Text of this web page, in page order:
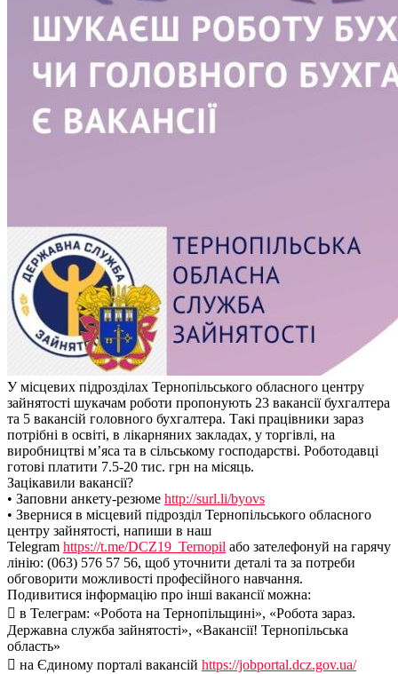
У місцевих підрозділах Тернопільського обласного центру
зайнятості шукачам роботи пропонують 23 вакансії бухгалтера
та 5 вакансій головного бухгалтера. Такі працівники зараз
потрібні в освіті, в лікарняних закладах, у торгівлі, на
виробництві м’яса та в сільському господарстві. Роботодавці
готові платити 7.5-20 тис. грн на місяць.
Зацікавили вакансії?
• Заповни анкету-резюме http://surl.li/byovs
• Звернися в місцевий підрозділ Тернопільського обласного
центру зайнятості, напиши в наш
Telegram https://t.me/DCZ19_Ternopil або зателефонуй на гарячу
лінію: (063) 576 57 56, щоб уточнити деталі та за потреби
обговорити можливості професійного навчання.
Подивитися інформацію про інші вакансії можна:
 в Телеграм: «Робота на Тернопільщині», «Робота зараз.
Державна служба зайнятості», «Вакансії! Тернопільська
область»
 на Єдиному порталі вакансій https://jobportal.dcz.gov.ua/